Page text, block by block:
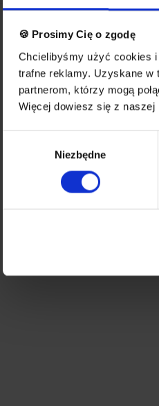
🍪 Prosimy Cię o zgodę
Chcielibyśmy użyć cookies
trafne reklamy. Uzyskane w
partnerom, którzy mogą
Więcej dowiesz się z naszej
Niezbędne